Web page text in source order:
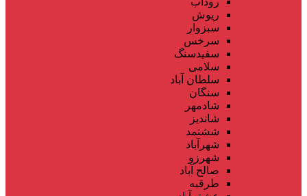
ریوش
سبزوار
سرخس
سفیدسنگ
سلامی
سلطان آباد
سنگان
شادمهر
شاندیز
ششتمد
شهرآباد
شهرزو
صالح آباد
طرقبه